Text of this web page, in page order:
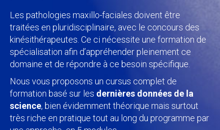
Les pathologies maxillo-faciales doivent être
traitées en pluridisciplinaire, avec le concours des
kinésithérapeutes. Ce ci nécessite une formation de
spécialisation afin d’appréhender pleinement ce
domaine et de répondre à ce besoin spécifique.
Nous vous proposons un cursus complet de
formation basé sur les dernières données de la
science, bien évidemment théorique mais surtout
très riche en pratique tout au long du programme par